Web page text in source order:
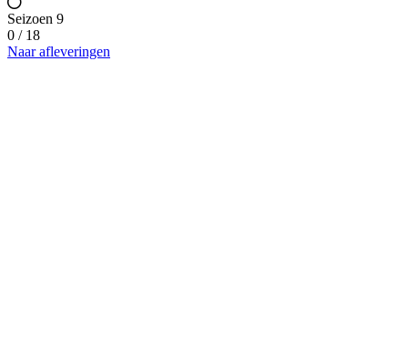
Seizoen 9
0 / 18
Naar afleveringen